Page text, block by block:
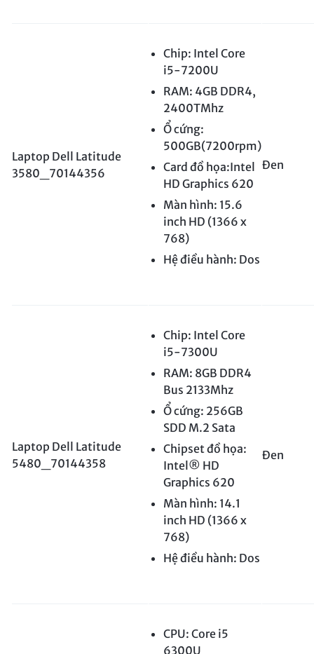
Laptop Dell Latitude
3580_70144356
Chip: Intel Core
i5-7200U
RAM: 4GB DDR4,
2400TMhz
Ổ cứng:
500GB(7200rpm)
Card đồ họa:Intel
HD Graphics 620
Màn hình: 15.6
inch HD (1366 x
768)
Hệ điều hành: Dos
Đen
Laptop Dell Latitude
5480_70144358
Chip: Intel Core
i5-7300U
RAM: 8GB DDR4
Bus 2133Mhz
Ổ cứng: 256GB
SDD M.2 Sata
Chipset đồ họa:
Intel® HD
Graphics 620
Màn hình: 14.1
inch HD (1366 x
768)
Hệ điều hành: Dos
Đen
CPU: Core i5
6300U